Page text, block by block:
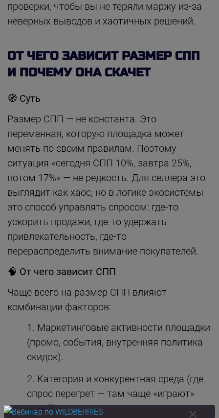
проверки, чтобы вы не теряли маржу из-за
неверных выводов и хаотичных решений.
ОТ ЧЕГО ЗАВИСИТ РАЗМЕР СПП
И ПОЧЕМУ ОНА СКАЧЕТ
🧭 Суть
Размер СПП — не константа. Это
переменная, которую площадка может
менять по своим правилам. Поэтому
ситуация «сегодня СПП 10%, завтра 25%,
потом 17%» — не редкость. Для селлера это
выглядит как хаос, но в логике экосистемы
это способ управлять спросом: где-то
ускорить продажи, где-то удержать
привлекательность, где-то
перераспределить внимание покупателей.
🧠 От чего зависит СПП
Чаще всего на размер СПП влияют
комбинации факторов:
Маркетинговые активности площадки
(промо, события, внутренняя политика
скидок).
Категория и конкурентная среда (где
спрос перегрет — там чаще «играют»
ценой).